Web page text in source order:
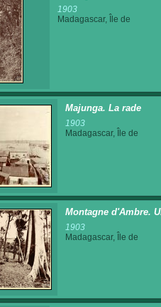
1903
Madagascar, Île de
Majunga. La rade
1903
Madagascar, Île de
Montagne d'Ambre.
1903
Madagascar, Île de